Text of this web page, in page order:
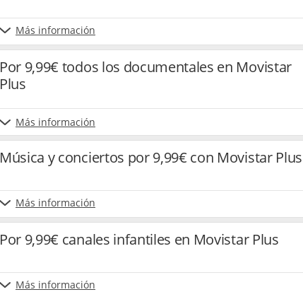
Más información
Por 9,99€ todos los documentales en Movistar
Plus
Más información
Música y conciertos por 9,99€ con Movistar Plus
Más información
Por 9,99€ canales infantiles en Movistar Plus
Más información